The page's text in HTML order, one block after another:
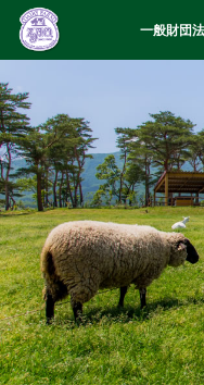
一般財団